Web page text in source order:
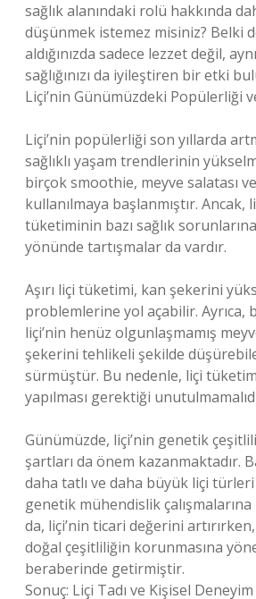
sağlık alanındaki rolü hakkında
düşünmek istemez misiniz? Belki
aldığınızda sadece lezzet değil,
sağlığınızı da iyileştiren bir etki
Liçi’nin Günümüzdeki Popülerliği
Liçi’nin popülerliği son yıllarda
sağlıklı yaşam trendlerinin
birçok smoothie, meyve salatası
kullanılmaya başlanmıştır. Ancak,
tüketiminin bazı sağlık
yönünde tartışmalar da vardır.
Aşırı liçi tüketimi, kan şekerini
problemlerine yol açabilir. Ayrıca,
liçi’nin henüz olgunlaşmamış
şekerini tehlikeli şekilde
sürmüştür. Bu nedenle, liçi
yapılması gerektiği
Günümüzde, liçi’nin genetik
şartları da önem kazanmaktadır.
daha tatlı ve daha büyük liçi
genetik mühendislik çalışmalarına
da, liçi’nin ticari değerini
doğal çeşitliliğin korunmasına
beraberinde getirmiştir.
Sonuç: Liçi Tadı ve Kişisel Deneyim